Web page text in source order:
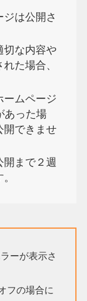
は公開さ
切な内容や
た場合、
ームページ
あった場
開できませ
開まで２週
ーが表示さ
フの場合に